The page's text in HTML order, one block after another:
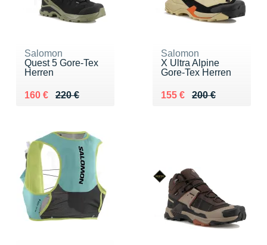
Salomon
Quest 5 Gore-Tex
Herren
220 €
Au lieu de 220 €
160 €
Vendu 160 €
Salomon
X Ultra Alpine
Gore-Tex Herren
200 €
Au lieu de 200 €
155 €
Vendu 155 €